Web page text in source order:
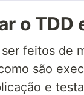
o TDD
feitos de
são
e